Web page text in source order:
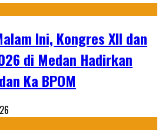
Ini, Kongres XII dan
di Medan Hadirkan
Ka BPOM